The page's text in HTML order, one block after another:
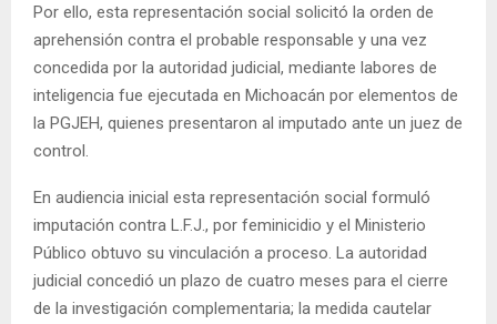
Por ello, esta representación social solicitó la orden de
aprehensión contra el probable responsable y una vez
concedida por la autoridad judicial, mediante labores de
inteligencia fue ejecutada en Michoacán por elementos de
la PGJEH, quienes presentaron al imputado ante un juez de
control.
En audiencia inicial esta representación social formuló
imputación contra L.F.J., por feminicidio y el Ministerio
Público obtuvo su vinculación a proceso. La autoridad
judicial concedió un plazo de cuatro meses para el cierre
de la investigación complementaria; la medida cautelar